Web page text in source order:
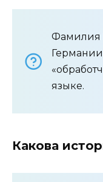
Фамилия
Германии
языке.
Какова